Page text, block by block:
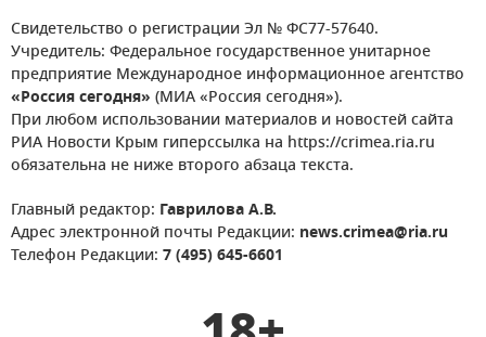
Свидетельство о регистрации Эл № ФС77-57640.
Учредитель: Федеральное государственное унитарное
предприятие Международное информационное агентство
«Россия сегодня» (МИА «Россия сегодня»).
При любом использовании материалов и новостей сайта
РИА Новости Крым гиперссылка на https://crimea.ria.ru
обязательна не ниже второго абзаца текста.
Главный редактор: Гаврилова А.В.
Адрес электронной почты Редакции: news.crimea@ria.ru
Телефон Редакции: 7 (495) 645-6601